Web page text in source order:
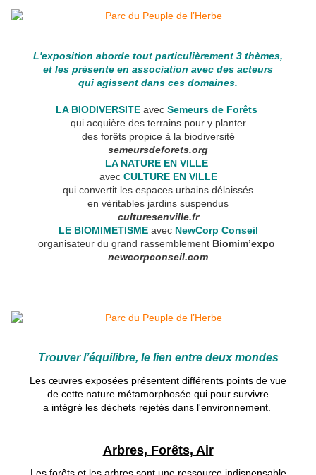
L'exposition aborde tout particulièrement 3 thèmes,
et les présente en association avec des acteurs
qui agissent dans ces domaines.
LA BIODIVERSITE avec Semeurs de Forêts
qui acquière des terrains pour y planter
des forêts propice à la biodiversité
semeursdeforets.org
LA NATURE EN VILLE
avec CULTURE EN VILLE
qui convertit les espaces urbains délaissés
en véritables jardins suspendus
culturesenville.fr
LE BIOMIMETISME avec NewCorp Conseil
organisateur du grand rassemblement Biomim’expo
newcorpconseil.com
Trouver l’équilibre, le lien entre deux mondes
Les œuvres exposées présentent différents points de vue
de cette nature métamorphosée qui pour survivre
a intégré les déchets rejetés dans l'environnement.
Arbres, Forêts, Air